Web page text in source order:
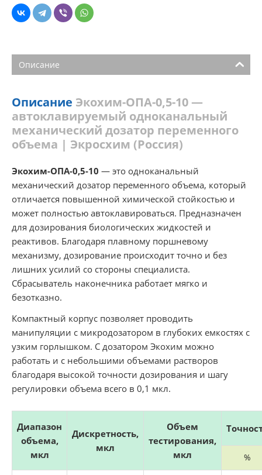
Описание
Описание Экохим-ОПА-0,5-10 —
автоклавируемый одноканальный
механический дозатор переменного
объема | Экросхим (Россия)
Экохим-ОПА-0,5-10 — это одноканальный
механический дозатор переменного объема, который
отличается повышенной химической стойкостью и
может полностью автоклавироваться. Предназначен
для дозирования биологических жидкостей и
реактивов. Благодаря плавному поршневому
механизму, дозирование происходит точно и без
лишних усилий со стороны специалиста.
Сбрасыватель наконечника работает мягко и
безотказно.
Компактный корпус позволяет проводить
манипуляции с микродозатором в глубоких емкостях с
узким горлышком. С дозатором Экохим можно
работать и с небольшими объемами растворов
благодаря высокой точности дозирования и шагу
регулировки объема всего в 0,1 мкл.
Диапазон
объема,
мкл
Дискретность,
мкл
Объем
тестирования,
мкл
%